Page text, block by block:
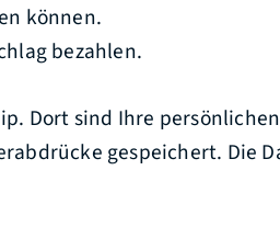
können.
bezahlen.
Dort sind Ihre
gespeichert. Die